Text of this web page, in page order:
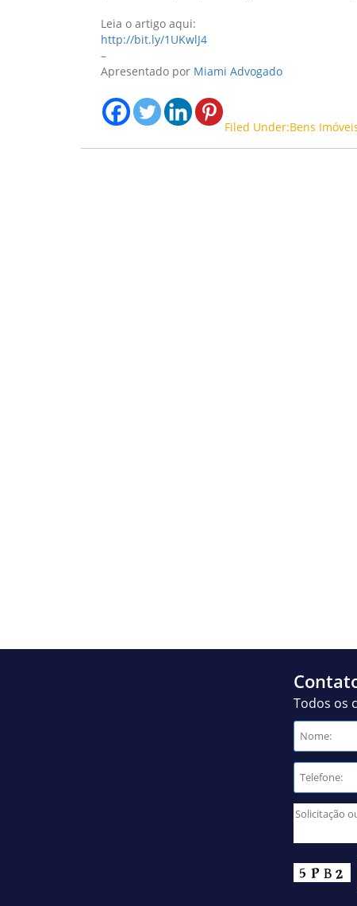
Leia o artigo aqui:
http://bit.ly/1UKwlJ4
–
Apresentado por Miami Advogado
Filed Under:Bens
Todos os